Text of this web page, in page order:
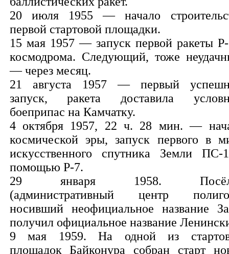
20 июля 1955 — начало
первой стартовой площадки.
15 мая 1957 — запуск первой ракеты
космодрома. Следующий, тоже
— через месяц.
21 августа 1957 — первый
запуск, ракета доставила
боеприпас на Камчатку.
4 октября 1957, 22 ч. 28 мин. —
космической эры, запуск первого в
искусственного спутника Земли
помощью Р-7.
29 января 1958.
(административный центр
носивший неофициальное название
получил официальное название
9 мая 1959. На одной из
площадок Байконура собран старт